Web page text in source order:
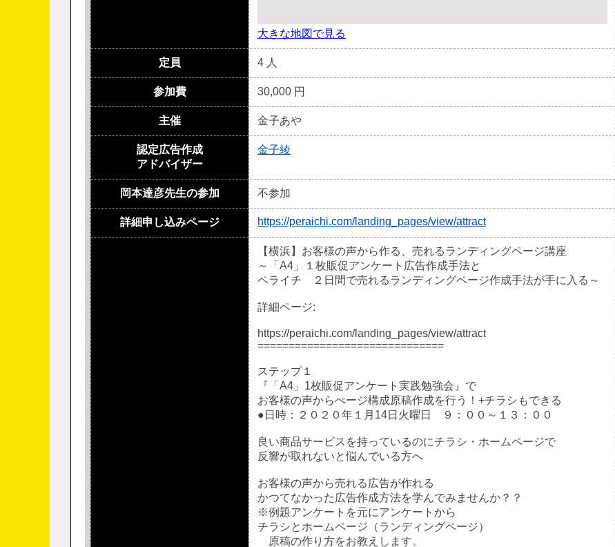
大きな地図で見る
定員 4 人
参加費 30,000 円
主催 金子あや
認定広告作成
アドバイザー
金子綾
岡本達彦先生の参加 不参加
詳細申し込みページ https://peraichi.com/landing_pages/view/attract
【横浜】お客様の声から作る、売れるランディングページ講座
～「A4」１枚販促アンケート広告作成手法と
ペライチ ２日間で売れるランディングページ作成手法が手に入る～
詳細ページ:
https://peraichi.com/landing_pages/view/attract
==============================
ステップ１
『「A4」1枚販促アンケート実践勉強会』で
お客様の声からぺージ構成原稿作成を行う！+チラシもできる
●日時：２０２０年１月14日火曜日 ９：００～１３：００
良い商品サービスを持っているのにチラシ・ホームページで
反響が取れないと悩んでいる方へ
お客様の声から売れる広告が作れる
かつてなかった広告作成方法を学んでみませんか？？
※例題アンケートを元にアンケートから
チラシとホームページ（ランディングページ）
原稿の作り方をお教えします。